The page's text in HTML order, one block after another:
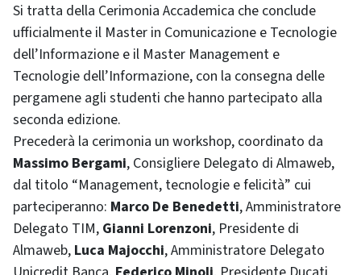
Si tratta della Cerimonia Accademica che conclude
ufficialmente il Master in Comunicazione e Tecnologie
dell’Informazione e il Master Management e
Tecnologie dell’Informazione, con la consegna delle
pergamene agli studenti che hanno partecipato alla
seconda edizione.
Precederà la cerimonia un workshop, coordinato da
Massimo Bergami, Consigliere Delegato di Almaweb,
dal titolo “Management, tecnologie e felicità” cui
parteciperanno: Marco De Benedetti, Amministratore
Delegato TIM, Gianni Lorenzoni, Presidente di
Almaweb, Luca Majocchi, Amministratore Delegato